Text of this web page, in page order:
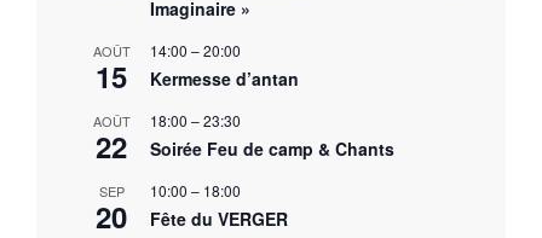
Imaginaire »
AOÛT
15
14:00 –20:00
Kermesse d’antan
AOÛT
22
18:00 –23:30
Soirée Feu de camp & Chants
SEP
20
10:00 – 18:00
Fête du VERGER